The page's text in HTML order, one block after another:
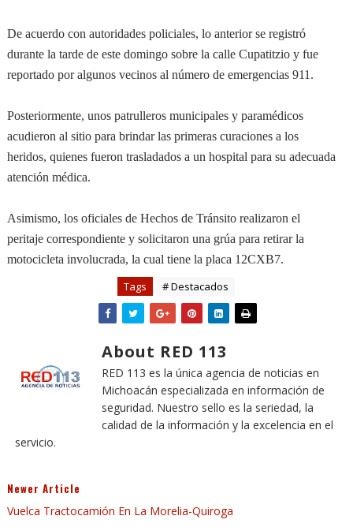
De acuerdo con autoridades policiales, lo anterior se registró
durante la tarde de este domingo sobre la calle Cupatitzio y fue
reportado por algunos vecinos al número de emergencias 911.
Posteriormente, unos patrulleros municipales y paramédicos
acudieron al sitio para brindar las primeras curaciones a los
heridos, quienes fueron trasladados a un hospital para su adecuada
atención médica.
Asimismo, los oficiales de Hechos de Tránsito realizaron el
peritaje correspondiente y solicitaron una grúa para retirar la
motocicleta involucrada, la cual tiene la placa 12CXB7.
Tags # Destacados
About RED 113
RED 113 es la única agencia de noticias en
Michoacán especializada en información de
seguridad. Nuestro sello es la seriedad, la
calidad de la información y la excelencia en el
servicio.
Newer Article
Vuelca Tractocamión En La Morelia-Quiroga